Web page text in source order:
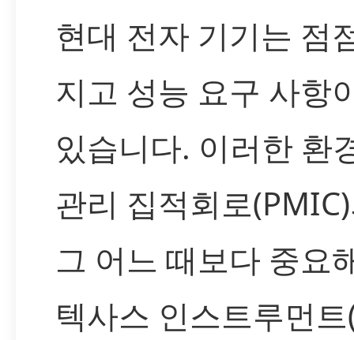
현대 전자 기기는 점
지고 성능 요구 사항
있습니다. 이러한 환
관리 집적회로
그 어느 때보다 중요
텍사스 인스트루먼트